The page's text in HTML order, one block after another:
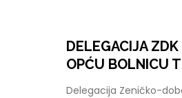
DELEGACIJA
OPĆU BOLNICU
Delegacija Zeničko-